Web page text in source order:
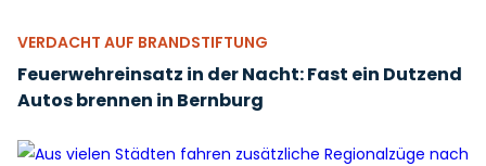
VERDACHT AUF BRANDSTIFTUNG
Feuerwehreinsatz in der Nacht: Fast ein Dutzend
Autos brennen in Bernburg